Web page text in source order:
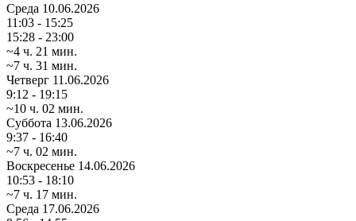
Среда 10.06.2026
11:03 - 15:25
15:28 - 23:00
~4 ч. 21 мин.
~7 ч. 31 мин.
Четверг 11.06.2026
9:12 - 19:15
~10 ч. 02 мин.
Суббота 13.06.2026
9:37 - 16:40
~7 ч. 02 мин.
Воскресенье 14.06.2026
10:53 - 18:10
~7 ч. 17 мин.
Среда 17.06.2026